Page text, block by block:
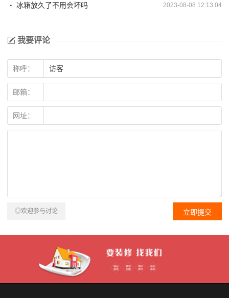
2023-08-08 12:13:04
冰箱放久了不用会坏吗
我要评论
称呼：
邮箱：
网址：
◎欢迎参与讨论